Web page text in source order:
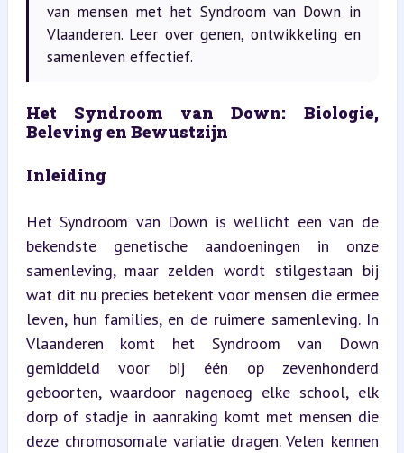
van mensen met het Syndroom van Down in
Vlaanderen. Leer over genen, ontwikkeling en
samenleven effectief.
Het Syndroom van Down: Biologie,
Beleving en Bewustzijn
Inleiding
Het Syndroom van Down is wellicht een van de
bekendste genetische aandoeningen in onze
samenleving, maar zelden wordt stilgestaan bij
wat dit nu precies betekent voor mensen die ermee
leven, hun families, en de ruimere samenleving. In
Vlaanderen komt het Syndroom van Down
gemiddeld voor bij één op zevenhonderd
geboorten, waardoor nagenoeg elke school, elk
dorp of stadje in aanraking komt met mensen die
deze chromosomale variatie dragen. Velen kennen